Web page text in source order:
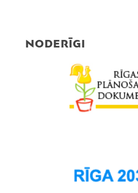
Rumbula
Sarkandaugava
NODERĪGI